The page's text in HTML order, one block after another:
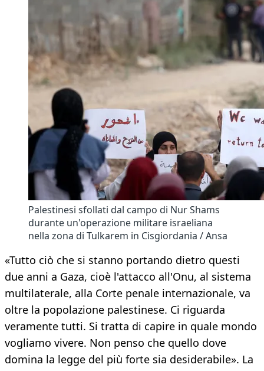
Palestinesi sfollati dal campo di Nur Shams
durante un'operazione militare israeliana
nella zona di Tulkarem in Cisgiordania / Ansa
«Tutto ciò che si stanno portando dietro questi
due anni a Gaza, cioè l'attacco all'Onu, al sistema
multilaterale, alla Corte penale internazionale, va
oltre la popolazione palestinese. Ci riguarda
veramente tutti. Si tratta di capire in quale mondo
vogliamo vivere. Non penso che quello dove
domina la legge del più forte sia desiderabile». La